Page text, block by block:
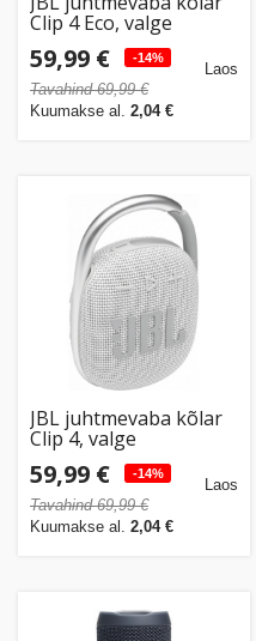
Clip 4 Eco, valge
59,99 € -14%
Tavahind 69,99 €
Kuumakse al. 2,04 €
Laos
JBL juhtmevaba kõlar
Clip 4, valge
59,99 € -14%
Tavahind 69,99 €
Kuumakse al. 2,04 €
Laos